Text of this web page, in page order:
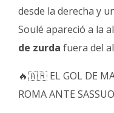
desde la derecha y
Soulé apareció a la
de zurda fuera del
🔥🇦🇷 EL GOL DE
ROMA ANTE